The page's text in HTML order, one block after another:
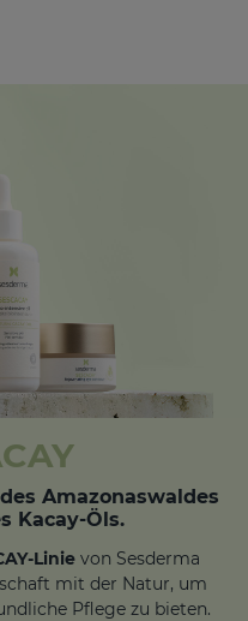
Amazonaswaldes
Kacay-Öls.
Linie von Sesderma
mit der Natur, um
Pflege zu bieten.